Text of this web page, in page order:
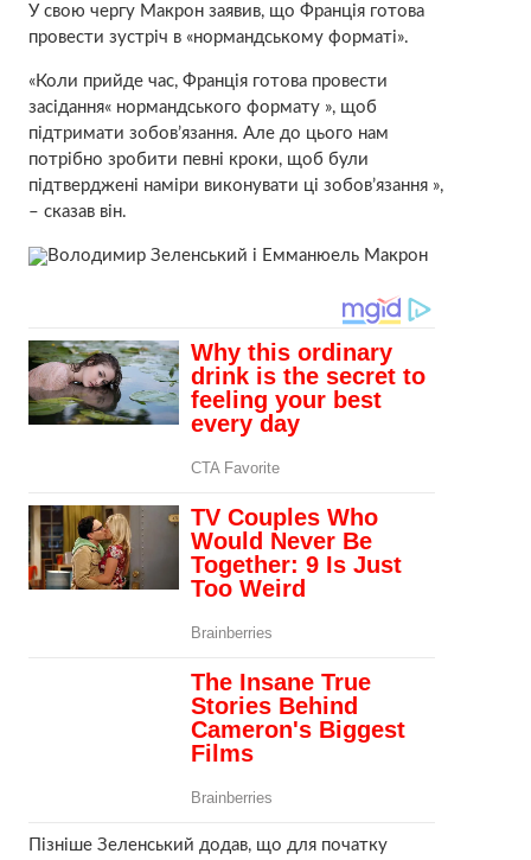
У свою чергу Макрон заявив, що Франція готова
провести зустріч в «нормандському форматі».
«Коли прийде час, Франція готова провести
засідання« нормандського формату », щоб
підтримати зобов’язання. Але до цього нам
потрібно зробити певні кроки, щоб були
підтверджені наміри виконувати ці зобов’язання »,
– сказав він.
Володимир Зеленський і Емманюель Макрон
Пізніше Зеленський додав, що для початку